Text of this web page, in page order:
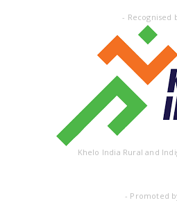
- Recognised
Khelo India Rural and
- Promoted